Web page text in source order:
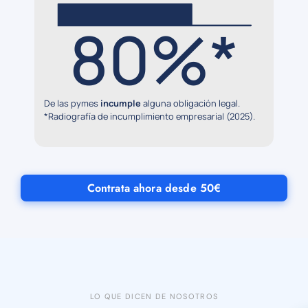
80%*
De las pymes incumplealguna obligación legal.
*Radiografía de incumplimiento empresarial (2025).
Contrata ahora desde 50€
LO QUE DICEN DE NOSOTROS